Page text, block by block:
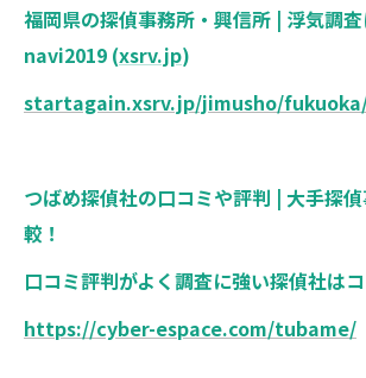
福岡県の探偵事務所・興信所 | 浮気調
navi2019 (xsrv.jp)
startagain.xsrv.jp/jimusho/
つばめ探偵社の口コミや評判 | 大手探
較！
口コミ評判がよく調査に強い探偵社は
https://cyber-espace.com/tubame/